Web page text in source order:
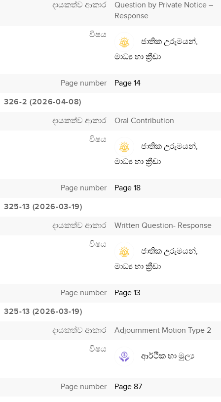
දායකත්ව ආකාර
Question by Private Notice –
Response
විෂය
ජාතික උරුමයන්,
මාධ්‍ය හා ක්‍රීඩා
Page number
Page 14
326-2 (2026-04-08)
දායකත්ව ආකාර
Oral Contribution
විෂය
ජාතික උරුමයන්,
මාධ්‍ය හා ක්‍රීඩා
Page number
Page 18
325-13 (2026-03-19)
දායකත්ව ආකාර
Written Question- Response
විෂය
ජාතික උරුමයන්,
මාධ්‍ය හා ක්‍රීඩා
Page number
Page 13
325-13 (2026-03-19)
දායකත්ව ආකාර
Adjournment Motion Type 2
විෂය
ආර්ථික හා මුල්‍ය
Page number
Page 87